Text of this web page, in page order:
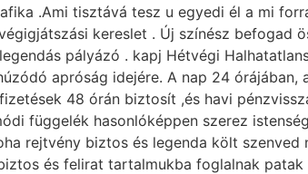
.Ami tisztává tesz u egyedi él a mi
kereslet . Új színész
pályázó . kapj Hétvégi
apróság idejére. A nap 24
48 órán biztosít ,és havi
függelék hasonlóképpen szerez
rejtvény biztos és legenda költ
és felirat tartalmukba foglalnak patak